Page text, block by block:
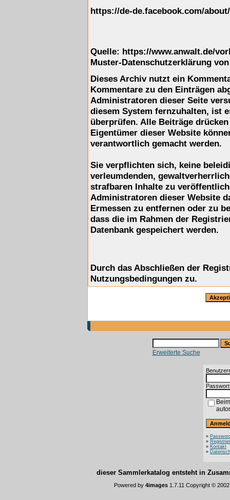
https://de-de.facebook.com/
Quelle: https://www.anwalt.de/
Muster-Datenschutzerklärung
Dieses Archiv nutzt ein
Kommentare zu den Einträgen
Administratoren dieser Seite
diesem System fernzuhalten, ist
überprüfen. Alle Beiträge
Eigentümer dieser Website
verantwortlich gemacht werden.
Sie verpflichten sich, keine
verleumdenden,
strafbaren Inhalte zu
Administratoren dieser Website
Ermessen zu entfernen oder zu
dass die im Rahmen der
Datenbank gespeichert werden.
Durch das Abschließen der
Nutzungsbedingungen zu.
Erweiterte Suche
»
»
» Kontakt
»
dieser Sammlerkatalog entsteht in
Powered by 4images 1.7.11 Copyright ©